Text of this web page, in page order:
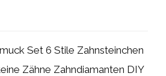
Set 6 Stile Zahnsteinchen
Zähne Zahndiamanten DIY